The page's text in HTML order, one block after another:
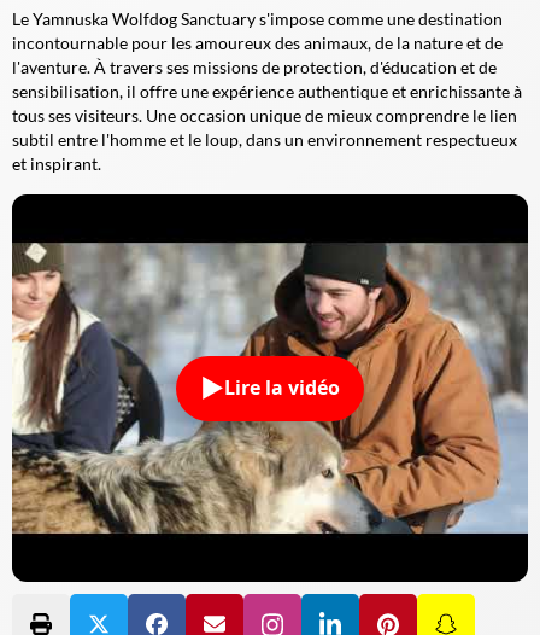
Le Yamnuska Wolfdog Sanctuary s'impose comme une destination
incontournable pour les amoureux des animaux, de la nature et de
l'aventure. À travers ses missions de protection, d'éducation et de
sensibilisation, il offre une expérience authentique et enrichissante à
tous ses visiteurs. Une occasion unique de mieux comprendre le lien
subtil entre l'homme et le loup, dans un environnement respectueux
et inspirant.
Lire la vidéo